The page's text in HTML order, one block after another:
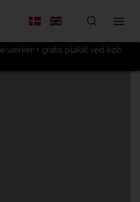
værker + gratis plakat ved køb